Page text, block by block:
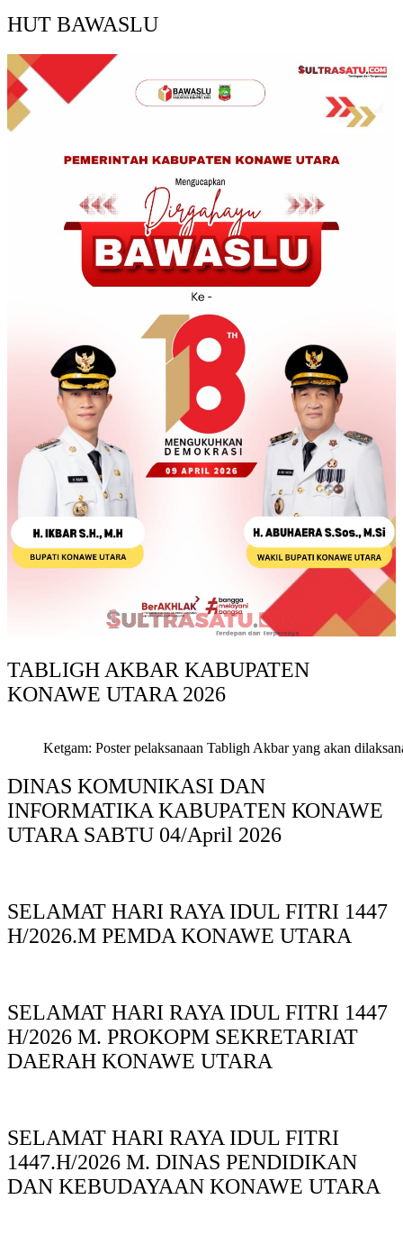
HUT BAWASLU
TABLIGH AKBAR KABUPATEN
KONAWE UTARA 2026
Ketgam: Poster pelaksanaan Tabligh Akbar yang akan
DINAS KOMUNIKASI DAN
INFORMATIKA KABUPAΤΕΝ ΚΟNAWE
UTARA SABTU 04/April 2026
SELAMAT HARI RAYA IDUL FITRI 1447
H/2026.M PEMDA KONAWE UTARA
SELAMAT HARI RAYA IDUL FITRI 1447
H/2026 M. PROKOPM SEKRETARIAT
DAERAH KONAWE UTARA
SELAMAT HARI RAYA IDUL FITRI
1447.H/2026 M. DINAS PENDIDIKAN
DAN KEBUDAYAAN KONAWE UTARA